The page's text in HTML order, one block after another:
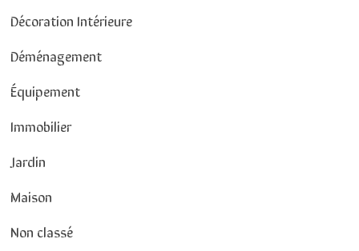
Décoration Intérieure
Déménagement
Équipement
Immobilier
Jardin
Maison
Non classé